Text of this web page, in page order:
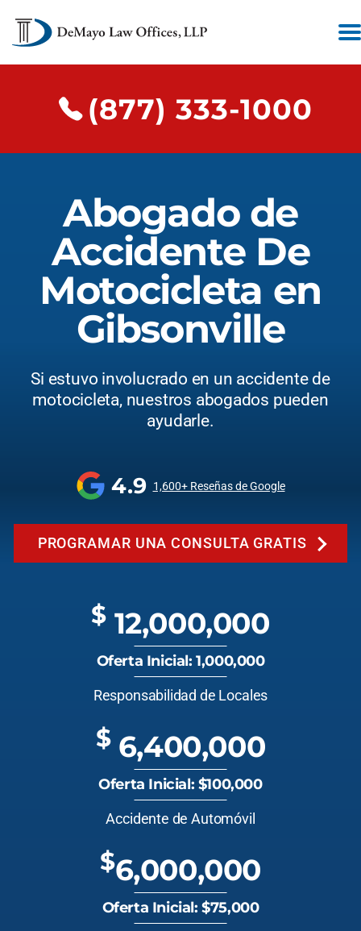
(877) 333-1000
Abogado de
Accidente De
Motocicleta en
Gibsonville
Si estuvo involucrado en un accidente de
motocicleta, nuestros abogados pueden
ayudarle.
4.9 1,600+ Reseñas de Google
PROGRAMAR UNA CONSULTA GRATIS
$ 12,000,000
Oferta Inicial: 1,000,000
Responsabilidad de Locales
$6,400,000
Oferta Inicial: $100,000
Accidente de Automóvil
$6,000,000
Oferta Inicial: $75,000